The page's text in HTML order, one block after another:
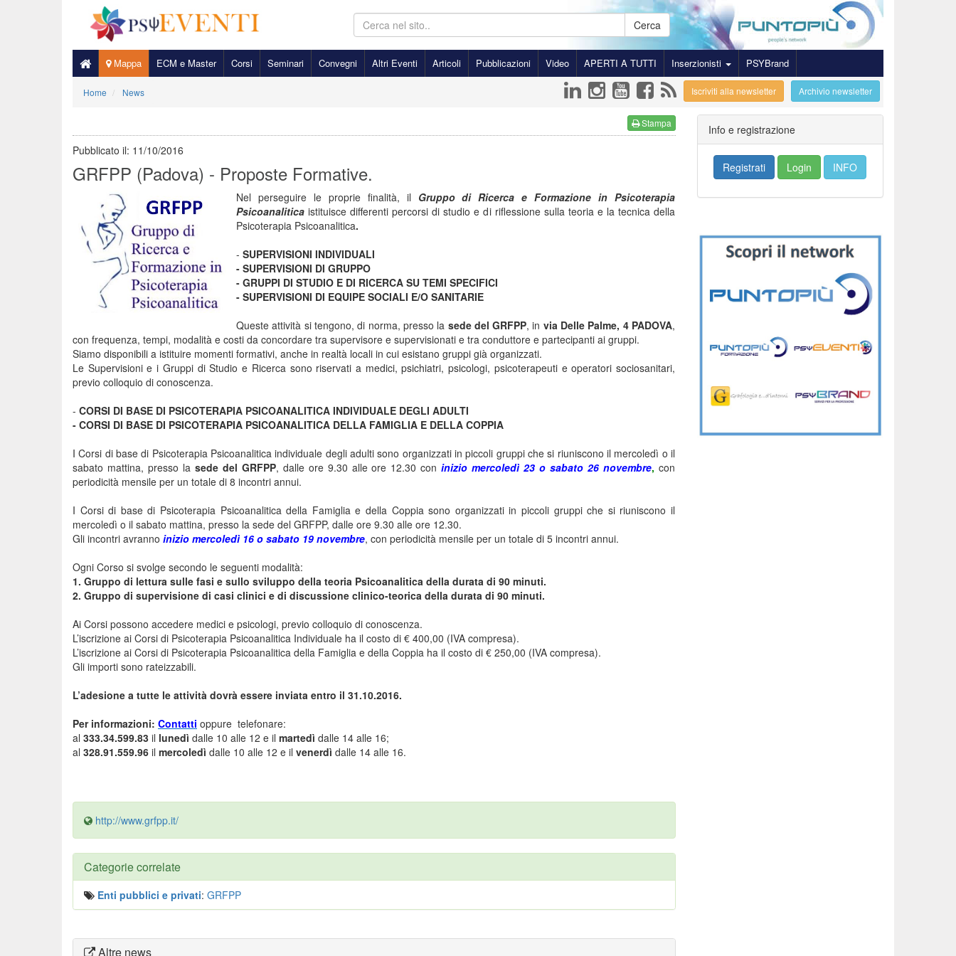
Cerca
Mappa ECM e Master Corsi Seminari Convegni Altri Eventi Articoli Pubblicazioni Video APERTI A TUTTI Inserzionisti PSYBrand
Home News Archivio newsletter
Iscriviti alla newsletter
Stampa
Pubblicato il: 11/10/2016
GRFPP (Padova) - Proposte Formative.
Nel perseguire le proprie finalità, il Gruppo di Ricerca e Formazione in Psicoterapia
Psicoanalitica istituisce differenti percorsi di studio e di riflessione sulla teoria e la tecnica della
Psicoterapia Psicoanalitica.
- SUPERVISIONI INDIVIDUALI
- SUPERVISIONI DI GRUPPO
- GRUPPI DI STUDIO E DI RICERCA SU TEMI SPECIFICI
- SUPERVISIONI DI EQUIPE SOCIALI E/O SANITARIE
Queste attività si tengono, di norma, presso la sede del GRFPP, in via Delle Palme, 4 PADOVA,
con frequenza, tempi, modalità e costi da concordare tra supervisore e supervisionati e tra conduttore e partecipanti ai gruppi.
Siamo disponibili a istituire momenti formativi, anche in realtà locali in cui esistano gruppi già organizzati.
Le Supervisioni e i Gruppi di Studio e Ricerca sono riservati a medici, psichiatri, psicologi, psicoterapeuti e operatori sociosanitari,
previo colloquio di conoscenza.
- CORSI DI BASE DI PSICOTERAPIA PSICOANALITICA INDIVIDUALE DEGLI ADULTI
- CORSI DI BASE DI PSICOTERAPIA PSICOANALITICA DELLA FAMIGLIA E DELLA COPPIA
I Corsi di base di Psicoterapia Psicoanalitica individuale degli adulti sono organizzati in piccoli gruppi che si riuniscono il mercoledì o il
sabato mattina, presso la sede del GRFPP, dalle ore 9.30 alle ore 12.30 con inizio mercoledì 23 o sabato 26 novembre, con
periodicità mensile per un totale di 8 incontri annui.
I Corsi di base di Psicoterapia Psicoanalitica della Famiglia e della Coppia sono organizzati in piccoli gruppi che si riuniscono il
mercoledì o il sabato mattina, presso la sede del GRFPP, dalle ore 9.30 alle ore 12.30.
Gli incontri avranno inizio mercoledì 16 o sabato 19 novembre, con periodicità mensile per un totale di 5 incontri annui.
Ogni Corso si svolge secondo le seguenti modalità:
1. Gruppo di lettura sulle fasi e sullo sviluppo della teoria Psicoanalitica della durata di 90 minuti.
2. Gruppo di supervisione di casi clinici e di discussione clinico-teorica della durata di 90 minuti.
Ai Corsi possono accedere medici e psicologi, previo colloquio di conoscenza.
L’iscrizione ai Corsi di Psicoterapia Psicoanalitica Individuale ha il costo di € 400,00 (IVA compresa).
L’iscrizione ai Corsi di Psicoterapia Psicoanalitica della Famiglia e della Coppia ha il costo di € 250,00 (IVA compresa).
Gli importi sono rateizzabili.
L’adesione a tutte le attività dovrà essere inviata entro il 31.10.2016.
Per informazioni: Contatti oppure telefonare:
al 333.34.599.83 il lunedì dalle 10 alle 12 e il martedì dalle 14 alle 16;
al 328.91.559.96 il mercoledì dalle 10 alle 12 e il venerdì dalle 14 alle 16.
http://www.grfpp.it/
Categorie correlate
Enti pubblici e privati: GRFPP
Altre news
Info e registrazione
Registrati Login INFO